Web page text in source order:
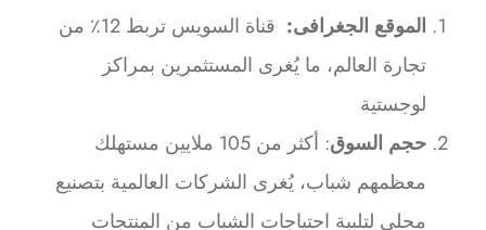
الموقع الجغرافى:
قناة السويس تربط 12٪ من
تجارة العالم، ما يُغرى المستثمرين بمراكز
لوجستية
حجم السوق
: أكثر من 105 ملايين مستهلك
معظمهم شباب، يُغرى الشركات العالمية بتصنيع
محلى لتلبية احتياجات الشباب من المنتجات